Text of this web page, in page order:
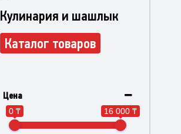
Кулинария и шашлык
Каталог товаров
Цена
0 ₸ 16 000 ₸